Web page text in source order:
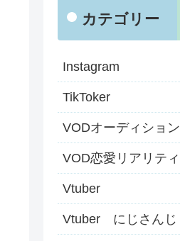
カテゴリー
Instagram
TikToker
VODオーディション
VOD恋愛リアリティ
Vtuber
Vtuber にじさんじ